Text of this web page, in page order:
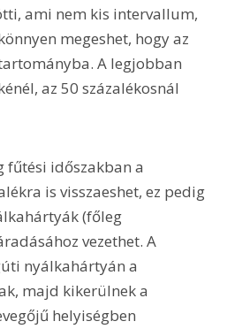
ami nem kis intervallum,
megeshet, hogy az
A legjobban
az 50 százalékosnál
fűtési időszakban a
is visszaeshet, ez pedig
(főleg
vezethet. A
nyálkahártyán a
majd kikerülnek a
helyiségben